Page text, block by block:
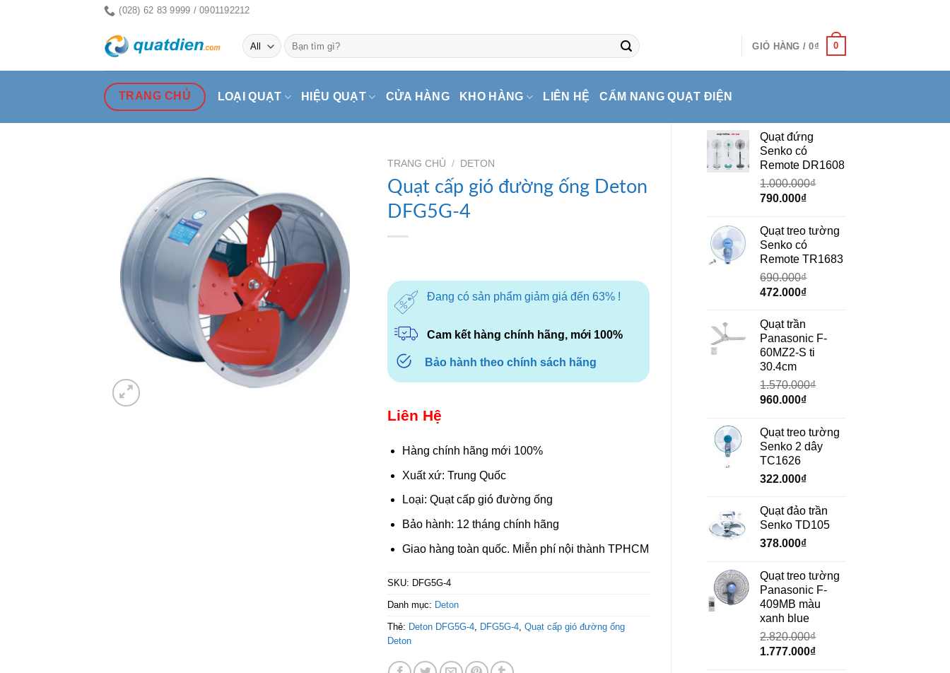
(028) 62 83 9999 / 0901192212
Tìm
kiếm:
GIỎ HÀNG /0₫ 0
TRANG CHỦ LOẠI QUẠT HIỆU QUẠT CỬA HÀNG KHO HÀNG LIÊN HỆ CẨM NANG QUẠT ĐIỆN
Quạt đứng
Senko có
Remote DR1608
1.000.000₫
Giá
là:
1.000.000₫.
790.000₫Giá
tại
là:
790.000₫.
Quạt treo tường
Senko có
Remote TR1683
690.000₫
Giá
là:
690.000₫.
472.000₫Giá
là:
472.000₫.
Quạt trần
Panasonic F-
60MZ2-S ti
30.4cm
1.570.000₫
Giá
là:
1.570.000₫.
960.000₫Giá
tại
là:
Quạt treo tường
Senko 2 dây
TC1626
322.000₫
Quạt đảo trần
Senko TD105
378.000₫
Quạt treo tường
Panasonic F-
409MB màu
xanh blue
2.820.000₫
Giá
1.777.000₫Giá
TRANG CHỦ / DETON
Quạt cấp gió đường ống Deton
DFG5G-4
Đang có sản phẩm giảm giá đến 63% !
Cam kết hàng chính hãng, mới 100%
Bảo hành theo chính sách hãng
Liên Hệ
Hàng chính hãng mới 100%
Xuất xứ: Trung Quốc
Loại: Quạt cấp gió đường ống
Bảo hành: 12 tháng chính hãng
Giao hàng toàn quốc. Miễn phí nội thành TPHCM
SKU: DFG5G-4
Danh mục: Deton
Thẻ: Deton DFG5G-4, DFG5G-4, Quạt cấp gió đường ống
Deton